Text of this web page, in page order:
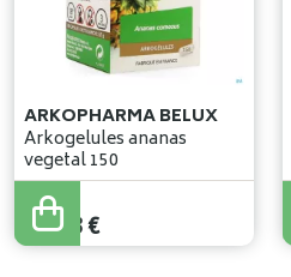
ARKOPHARMA BELUX
Arkogelules ananas
vegetal 150
27,43€